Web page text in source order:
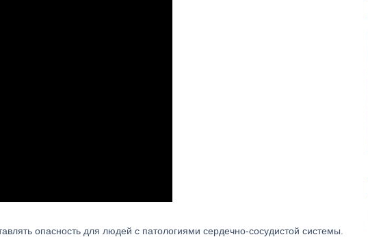
опасность для людей с патологиями сердечно-сосудистой системы.